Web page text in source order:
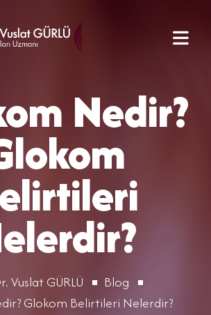
Nedir?
Vuslat GÜRLÜ
Blog
Glokom Belirtileri Nelerdir?